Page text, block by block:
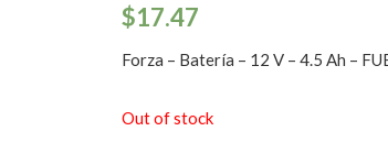
$17.47
Forza – Batería – 12 V – 4.5 Ah –
Out of stock